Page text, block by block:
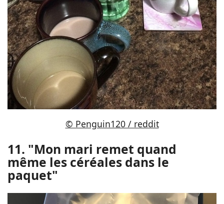
© Penguin120 / reddit
11. "Mon mari remet quand
même les céréales dans le
paquet"